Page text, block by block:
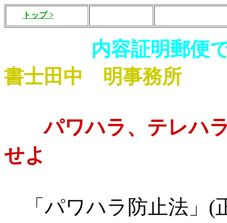
トップ >
内容証明郵便
書士田中 明事務所
パワハラ、テレハ
せよ
「パワハラ防止法」(